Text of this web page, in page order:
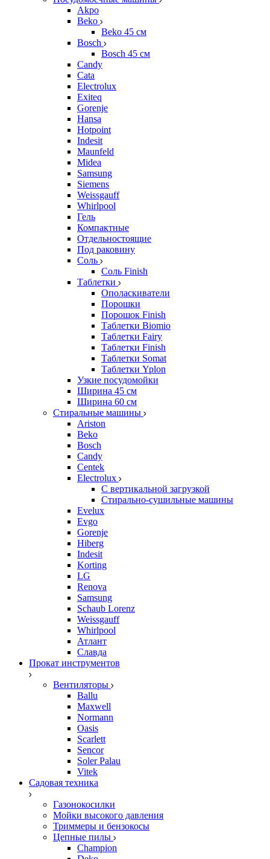
Akpo
Beko
Beko 45 см
Bosch
Bosch 45 см
Candy
Cata
Electrolux
Exiteq
Gorenje
Hansa
Hotpoint
Indesit
Maunfeld
Midea
Samsung
Siemens
Weissgauff
Whirlpool
Гель
Компактные
Отдельностоящие
Под раковину
Соль
Соль Finish
Таблетки
Ополаскиватели
Порошки
Порошок Finish
Таблетки Biomio
Таблетки Fairy
Таблетки Finish
Таблетки Somat
Таблетки Yplon
Узкие посудомойки
Ширина 45 см
Ширина 60 см
Стиральные машины
Ariston
Beko
Bosch
Candy
Centek
Electrolux
С вертикальной загрузкой
Стирально-сушильные машины
Evelux
Evgo
Gorenje
Hiberg
Indesit
Korting
LG
Renova
Samsung
Schaub Lorenz
Weissgauff
Whirlpool
Атлант
Славда
Прокат инструментов
Вентиляторы
Ballu
Maxwell
Normann
Oasis
Scarlett
Sencor
Soler Palau
Vitek
Садовая техника
Газонокосилки
Мойки высокого давления
Триммеры и бензокосы
Цепные пилы
Champion